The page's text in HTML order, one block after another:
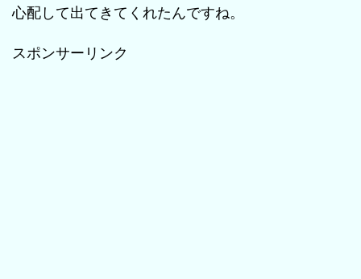
心配して出てきてくれたんですね。
スポンサーリンク